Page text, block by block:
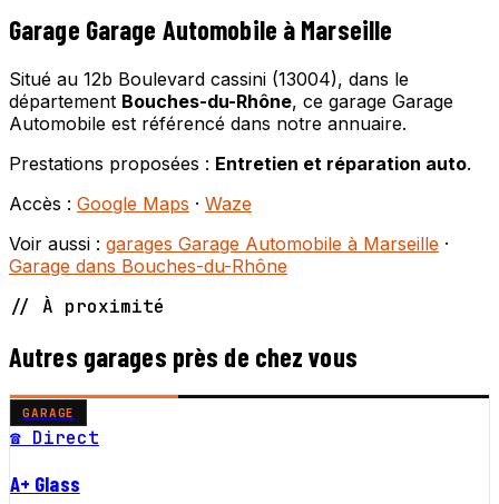
Garage Garage Automobile à Marseille
Situé au 12b Boulevard cassini (13004), dans le
département Bouches-du-Rhône, ce garage Garage
Automobile est référencé dans notre annuaire.
Prestations proposées : Entretien et réparation auto.
Accès : Google Maps · Waze
Voir aussi : garages Garage Automobile à Marseille ·
Garage dans Bouches-du-Rhône
// À proximité
Autres garages près de chez vous
GARAGE
☎ Direct
A+ Glass